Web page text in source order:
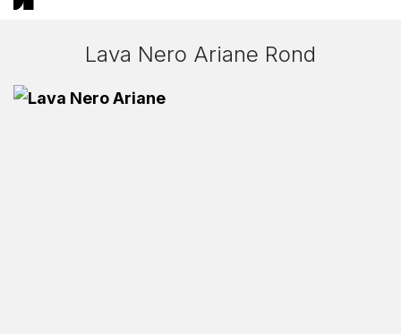
Lava Nero Ariane Rond